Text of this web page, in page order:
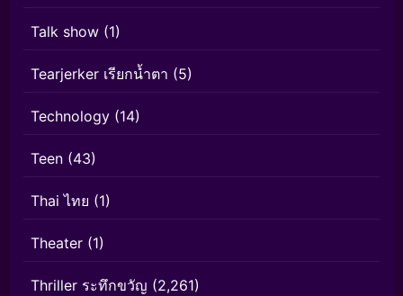
Talk show (1)
Tearjerker เรียกน้ำตา (5)
Technology (14)
Teen (43)
Thai ไทย (1)
Theater (1)
Thriller ระทึกขวัญ (2,261)